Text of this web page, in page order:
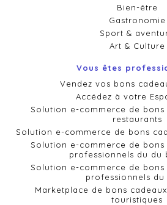
Bien-être
Gastronomie
Sport &
Art & Culture
Vous êtes
Vendez vos bons
Accédez à votre
Solution e-commerce de
restaurants
Solution e-commerce de bons
Solution e-commerce de
professionnels du du
Solution e-commerce de
professionnels du
Marketplace de bons
touristiques